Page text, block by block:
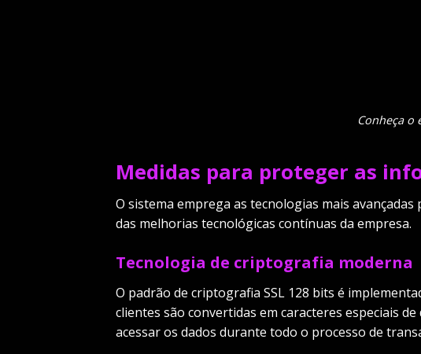
Conheça o
Medidas para proteger as
O sistema emprega as tecnologias mais
das melhorias tecnológicas contínuas da empresa.
Tecnologia de criptografia moderna
O padrão de criptografia SSL 128 bits é
clientes são convertidas em caracteres especiais
acessar os dados durante todo o processo de